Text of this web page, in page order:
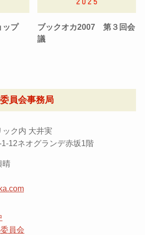
ップ
ブックオカ2007 第３回会
議
員会事務局
ク内 大井実
12ネオグランデ赤坂1階
晴
員会